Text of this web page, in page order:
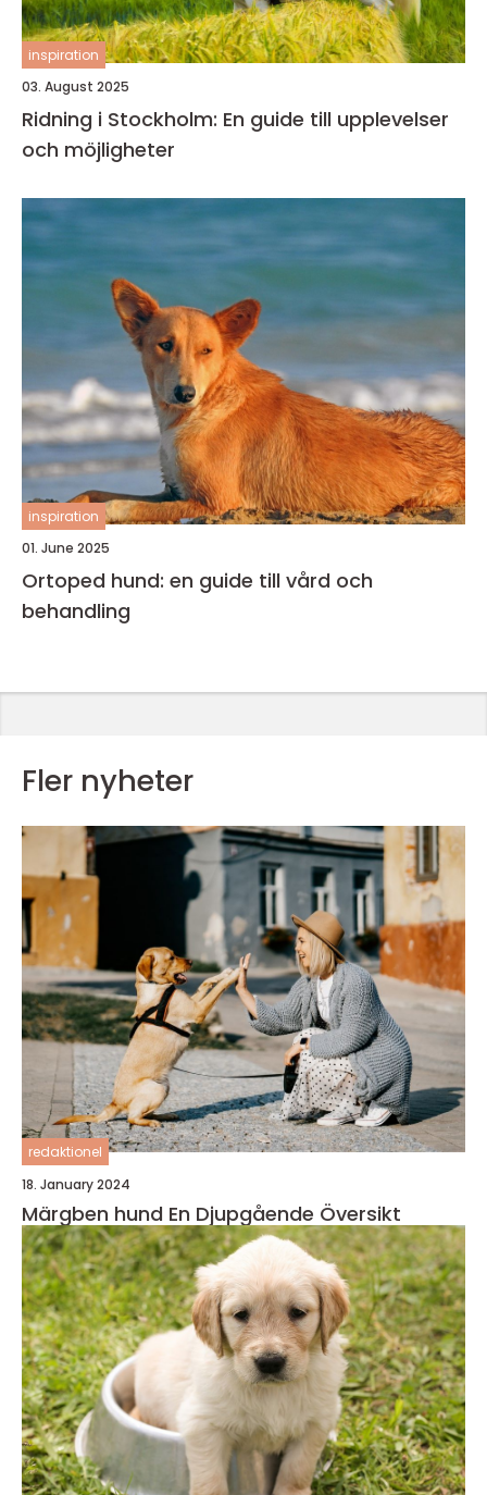
inspiration
03. August 2025
Ridning i Stockholm: En guide till upplevelser
och möjligheter
inspiration
01. June 2025
Ortoped hund: en guide till vård och
behandling
Fler nyheter
redaktionel
18. January 2024
Märgben hund En Djupgående Översikt